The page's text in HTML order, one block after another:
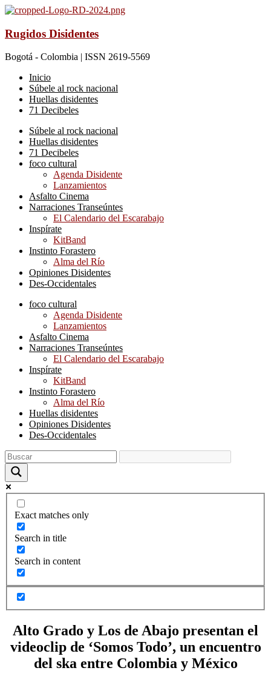
Rugidos Disidentes
Bogotá - Colombia | ISSN 2619-5569
Inicio
Súbele al rock nacional
Huellas disidentes
71 Decibeles
Súbele al rock nacional
Huellas disidentes
71 Decibeles
foco cultural
Agenda Disidente
Lanzamientos
Asfalto Cinema
Narraciones Transeúntes
El Calendario del Escarabajo
Inspírate
KitBand
Instinto Forastero
Alma del Río
Opiniones Disidentes
Des-Occidentales
foco cultural
Agenda Disidente
Lanzamientos
Asfalto Cinema
Narraciones Transeúntes
El Calendario del Escarabajo
Inspírate
KitBand
Instinto Forastero
Alma del Río
Huellas disidentes
Opiniones Disidentes
Des-Occidentales
Exact matches only
Search in title
Search in content
Alto Grado y Los de Abajo presentan el
videoclip de ‘Somos Todo’, un encuentro
del ska entre Colombia y México